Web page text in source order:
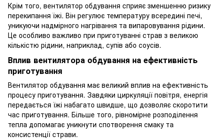
Крім того, вентилятор обдування сприяє зменшенню ризику
перекипання їжі. Він регулює температуру всередині печі,
уникуючи надмірного нагрівання та випаровування рідини.
Це особливо важливо при приготуванні страв з великою
кількістю рідини, наприклад, супів або соусів.
Вплив вентилятора обдування на ефективність
приготування
Вентилятор обдування має великий вплив на ефективність
процесу приготування. Завдяки циркуляції повітря, енергія
передається їжі набагато швидше, що дозволяє скоротити
час приготування. Більше того, рівномірне розподілення
тепла допомагає уникнути спотворення смаку та
консистенції страви.